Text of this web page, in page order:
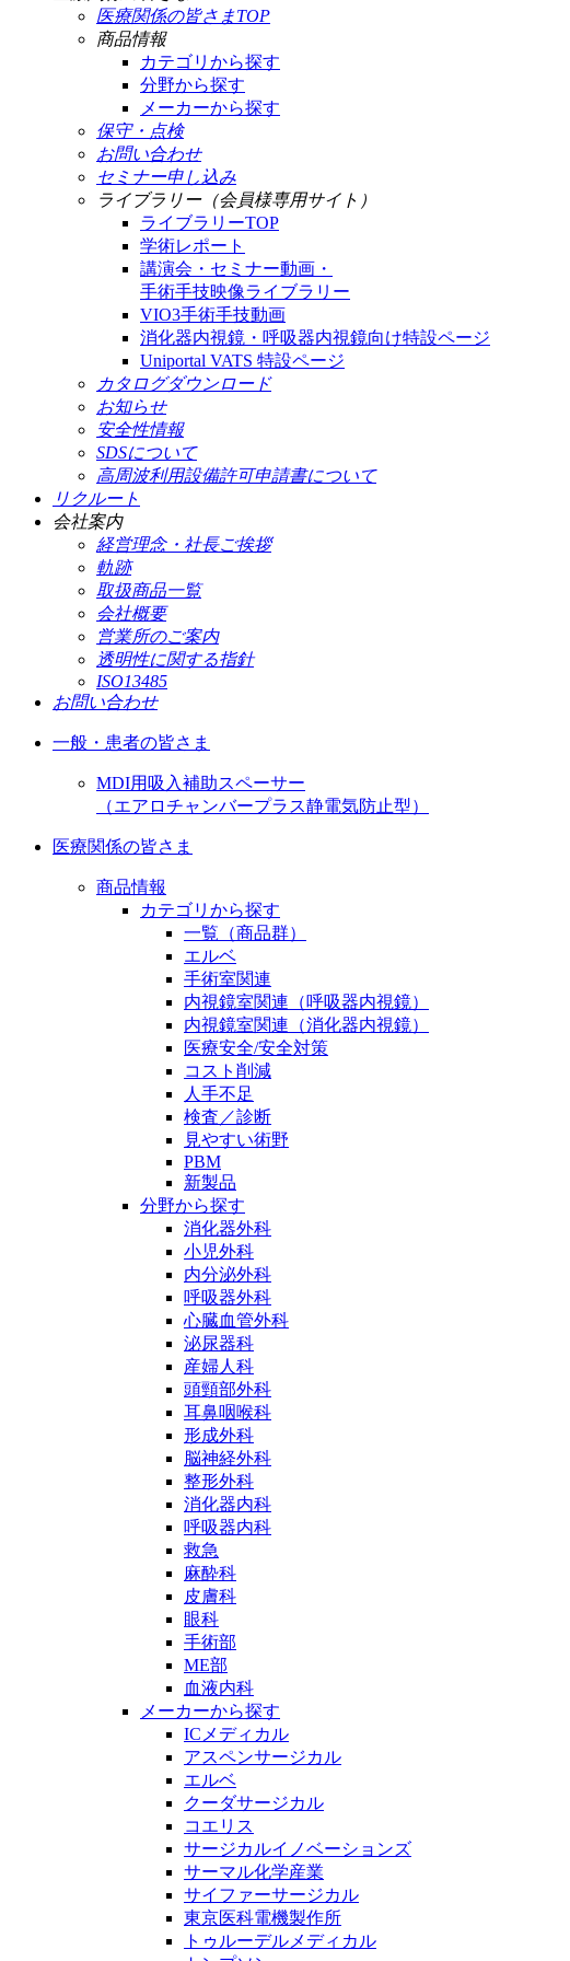
医療関係の皆さまTOP
商品情報
カテゴリから探す
分野から探す
メーカーから探す
保守・点検
お問い合わせ
セミナー申し込み
ライブラリー（会員様専用サイト）
ライブラリーTOP
学術レポート
講演会・セミナー動画・
手術手技映像ライブラリー
VIO3手術手技動画
消化器内視鏡・呼吸器内視鏡向け特設ページ
Uniportal VATS 特設ページ
カタログダウンロード
お知らせ
安全性情報
SDSについて
高周波利用設備許可申請書について
リクルート
会社案内
経営理念・社長ご挨拶
軌跡
取扱商品一覧
会社概要
営業所のご案内
透明性に関する指針
ISO13485
お問い合わせ
一般・患者の皆さま
MDI用吸入補助スペーサー
（エアロチャンバープラス静電気防止型）
医療関係の皆さま
商品情報
カテゴリから探す
一覧（商品群）
エルベ
手術室関連
内視鏡室関連（呼吸器内視鏡）
内視鏡室関連（消化器内視鏡）
医療安全/安全対策
コスト削減
人手不足
検査／診断
見やすい術野
PBM
新製品
分野から探す
消化器外科
小児外科
内分泌外科
呼吸器外科
心臓血管外科
泌尿器科
産婦人科
頭頸部外科
耳鼻咽喉科
形成外科
脳神経外科
整形外科
消化器内科
呼吸器内科
救急
麻酔科
皮膚科
眼科
手術部
ME部
血液内科
メーカーから探す
ICメディカル
アスペンサージカル
エルベ
クーダサージカル
コエリス
サージカルイノベーションズ
サーマル化学産業
サイファーサージカル
東京医科電機製作所
トゥルーデルメディカル